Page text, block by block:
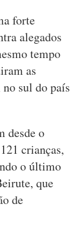
forte
alegados
tempo
as
sul do país
desde o
crianças,
o último
que
de